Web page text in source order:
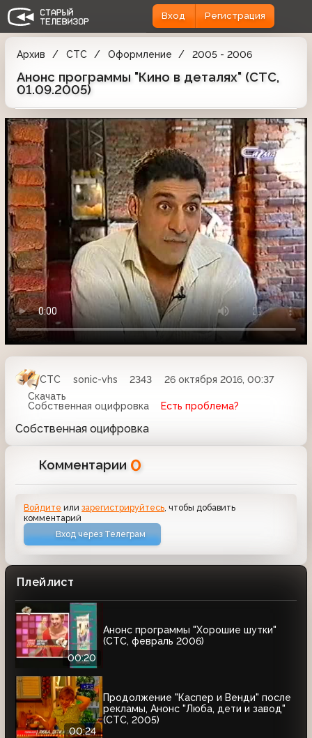
Вход Регистрация
Архив СТС Оформление 2005 - 2006
Анонс программы "Кино в деталях" (СТС,
01.09.2005)
СТС sonic-vhs 2343
26 октября 2016, 00:37
Скачать
Собственная оцифровка
Есть проблема?
Собственная оцифровка
Комментарии 0
Войдите илизарегистрируйтесь, чтобы добавить
комментарий
Вход через Телеграм
Плейлист
00:20
Анонс программы "Хорошие шутки"
(СТС, февраль 2006)
00:24
Продолжение "Каспер и Венди" после
рекламы, Анонс "Люба, дети и завод"
(СТС, 2005)